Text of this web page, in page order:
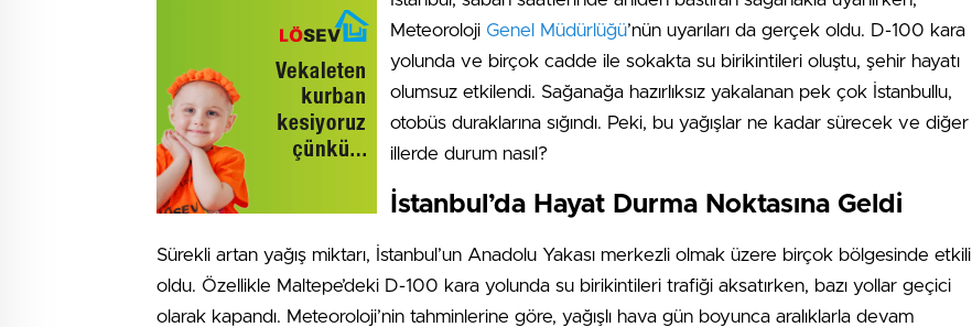
Meteoroloji Genel Müdürlüğü’nün uyarıları da gerçek oldu. D-100 kara
yolunda ve birçok cadde ile sokakta su birikintileri oluştu, şehir hayatı
olumsuz etkilendi. Sağanağa hazırlıksız yakalanan pek çok İstanbullu,
otobüs duraklarına sığındı. Peki, bu yağışlar ne kadar sürecek ve diğer
illerde durum nasıl?
İstanbul’da Hayat Durma Noktasına Geldi
Sürekli artan yağış miktarı, İstanbul’un Anadolu Yakası merkezli olmak üzere birçok bölgesinde etkili
oldu. Özellikle Maltepe’deki D-100 kara yolunda su birikintileri trafiği aksatırken, bazı yollar geçici
olarak kapandı. Meteoroloji’nin tahminlerine göre, yağışlı hava gün boyunca aralıklarla devam